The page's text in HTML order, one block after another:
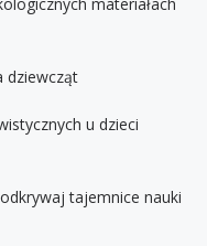
dziewcząt
u dzieci
tajemnice nauki